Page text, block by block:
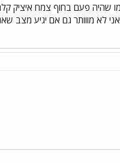
פעם בחוף צמח איציק קלה
לא מווותר גם אם יגיע מצב